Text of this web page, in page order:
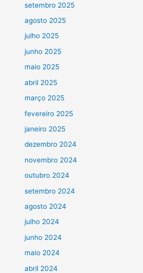
setembro 2025
agosto 2025
julho 2025
junho 2025
maio 2025
abril 2025
março 2025
fevereiro 2025
janeiro 2025
dezembro 2024
novembro 2024
outubro 2024
setembro 2024
agosto 2024
julho 2024
junho 2024
maio 2024
abril 2024